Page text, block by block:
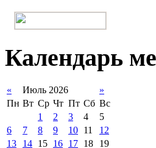
Календарь
« Июль 2026
»
Пн Вт Ср Чт Пт Сб Вс
1
2 3 4
5
6
7 8 9 10 11
12
13
14 15 16 17 18 19